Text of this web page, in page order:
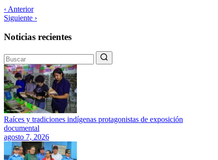
‹ Anterior
Siguiente ›
Noticias recientes
Raíces y tradiciones indígenas protagonistas de exposición
documental
agosto 7, 2026